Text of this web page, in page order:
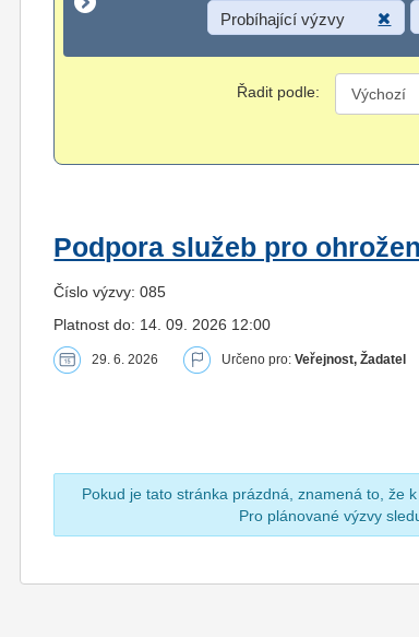
Probíhající výzvy
Řadit podle:
Podpora služeb pro
Číslo výzvy: 085
Platnost do: 14. 09. 2026 12:00
29. 6. 2026 Určeno pro:Veřejnost, Žadatel
Pokud je tato stránka prázdná, znamená to, že
Pro plánované výzvy